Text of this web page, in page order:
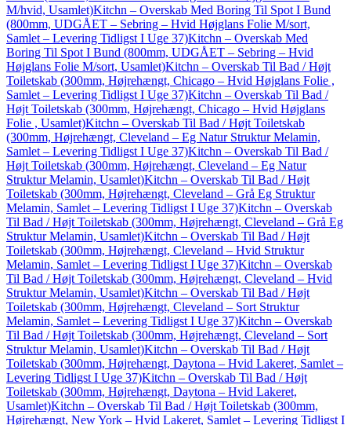
M/hvid, Usamlet)Kitchn – Overskab Med Boring Til Spot I Bund
(800mm, UDGÅET – Sebring – Hvid Højglans Folie M/sort,
Samlet – Levering Tidligst I Uge 37)Kitchn – Overskab Med
Boring Til Spot I Bund (800mm, UDGÅET – Sebring – Hvid
Højglans Folie M/sort, Usamlet)Kitchn – Overskab Til Bad / Højt
Toiletskab (300mm, Højrehængt, Chicago – Hvid Højglans Folie ,
Samlet – Levering Tidligst I Uge 37)Kitchn – Overskab Til Bad /
Højt Toiletskab (300mm, Højrehængt, Chicago – Hvid Højglans
Folie , Usamlet)Kitchn – Overskab Til Bad / Højt Toiletskab
(300mm, Højrehængt, Cleveland – Eg Natur Struktur Melamin,
Samlet – Levering Tidligst I Uge 37)Kitchn – Overskab Til Bad /
Højt Toiletskab (300mm, Højrehængt, Cleveland – Eg Natur
Struktur Melamin, Usamlet)Kitchn – Overskab Til Bad / Højt
Toiletskab (300mm, Højrehængt, Cleveland – Grå Eg Struktur
Melamin, Samlet – Levering Tidligst I Uge 37)Kitchn – Overskab
Til Bad / Højt Toiletskab (300mm, Højrehængt, Cleveland – Grå Eg
Struktur Melamin, Usamlet)Kitchn – Overskab Til Bad / Højt
Toiletskab (300mm, Højrehængt, Cleveland – Hvid Struktur
Melamin, Samlet – Levering Tidligst I Uge 37)Kitchn – Overskab
Til Bad / Højt Toiletskab (300mm, Højrehængt, Cleveland – Hvid
Struktur Melamin, Usamlet)Kitchn – Overskab Til Bad / Højt
Toiletskab (300mm, Højrehængt, Cleveland – Sort Struktur
Melamin, Samlet – Levering Tidligst I Uge 37)Kitchn – Overskab
Til Bad / Højt Toiletskab (300mm, Højrehængt, Cleveland – Sort
Struktur Melamin, Usamlet)Kitchn – Overskab Til Bad / Højt
Toiletskab (300mm, Højrehængt, Daytona – Hvid Lakeret, Samlet –
Levering Tidligst I Uge 37)Kitchn – Overskab Til Bad / Højt
Toiletskab (300mm, Højrehængt, Daytona – Hvid Lakeret,
Usamlet)Kitchn – Overskab Til Bad / Højt Toiletskab (300mm,
Højrehængt, New York – Hvid Lakeret, Samlet – Levering Tidligst I